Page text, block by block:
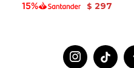
$ 297
